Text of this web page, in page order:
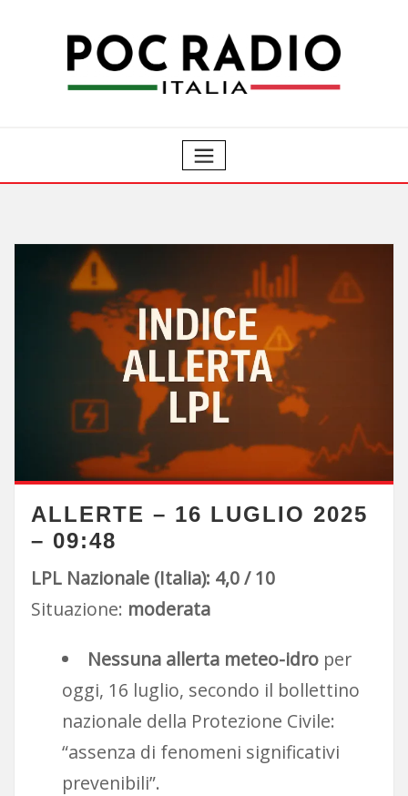
ALLERTE – 16 LUGLIO 2025
– 09:48
LPL Nazionale (Italia): 4,0 / 10
Situazione: moderata
Nessuna allerta meteo-idroper
oggi, 16 luglio, secondo il bollettino
nazionale della Protezione Civile:
“assenza di fenomeni significativi
prevenibili”.